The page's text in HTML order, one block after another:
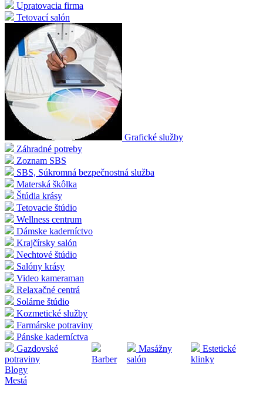
Upratovacia firma
Tetovací salón
Grafické služby
Záhradné potreby
Zoznam SBS
SBS, Súkromná bezpečnostná služba
Materská škôlka
Štúdia krásy
Tetovacie štúdio
Wellness centrum
Dámske kaderníctvo
Krajčírsky salón
Nechtové štúdio
Salóny krásy
Video kameraman
Relaxačné centrá
Solárne štúdio
Kozmetické služby
Farmárske potraviny
Pánske kaderníctva
Gazdovské
potraviny
Barber
Masážny
salón
Estetické
klinky
Blogy
Mestá